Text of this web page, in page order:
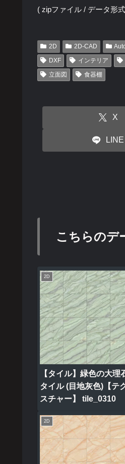
( zipファイル / データ形
2D 2D-CAD
DXF
インテリア
立面図
食器棚
X
LINE
こちらのデ
2D
【タイル】緑色の大理
タイル (目地灰色)【テ
スチャー】 tile_0310
2D